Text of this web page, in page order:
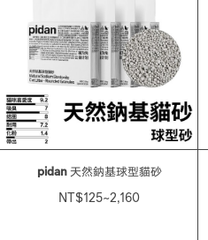
pidan天然鈉基球型貓砂
NT$125~2,160